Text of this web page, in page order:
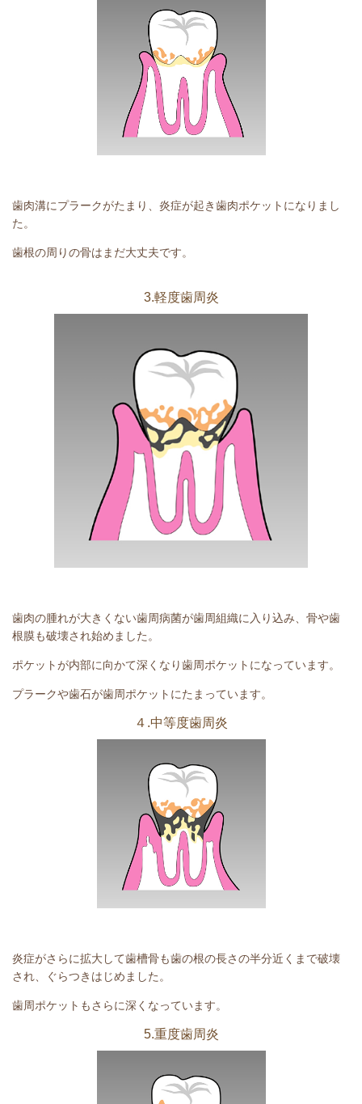
歯肉溝にプラークがたまり、炎症が起き歯肉ポケットになりまし
た。
歯根の周りの骨はまだ大丈夫です。
3.軽度歯周炎
歯肉の腫れが大きくない歯周病菌が歯周組織に入り込み、骨や歯
根膜も破壊され始めました。
ポケットが内部に向かて深くなり歯周ポケットになっています。
プラークや歯石が歯周ポケットにたまっています。
４.中等度歯周炎
炎症がさらに拡大して歯槽骨も歯の根の長さの半分近くまで破壊
され、ぐらつきはじめました。
歯周ポケットもさらに深くなっています。
5.重度歯周炎